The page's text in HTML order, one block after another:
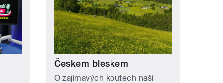
Českem bleskem
O zajímavých koutech naší